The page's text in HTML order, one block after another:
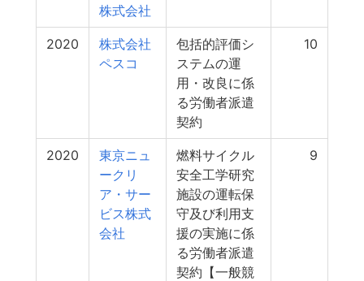
株式会社
2020
株式会社
ペスコ
包括的評価シ
ステムの運
用・改良に係
る労働者派遣
契約
10
2020
東京ニュ
ークリ
ア・サー
ビス株式
会社
燃料サイクル
安全工学研究
施設の運転保
守及び利用支
援の実施に係
る労働者派遣
契約【一般競
9